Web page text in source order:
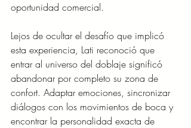
oportunidad comercial.
Lejos de ocultar el desafío que implicó
esta experiencia, Lati reconoció que
entrar al universo del doblaje significó
abandonar por completo su zona de
confort. Adaptar emociones, sincronizar
diálogos con los movimientos de boca y
encontrar la personalidad exacta de